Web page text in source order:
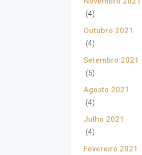
(4)
Outubro 2021
(4)
Setembro 2021
(5)
Agosto 2021
(4)
Julho 2021
(4)
Fevereiro 2021